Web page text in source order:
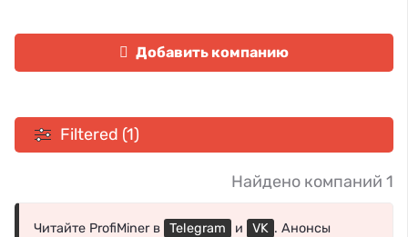
Добавить компанию
Filtered (1)
Найдено компаний 1
Читайте ProfiMiner в Telegram и VK . Анонсы